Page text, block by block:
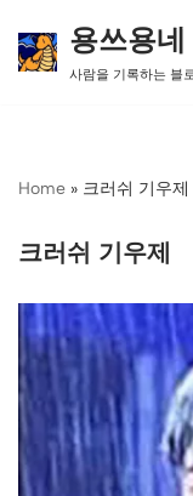
콘
너
용쓰용네
사람을 기록하는 블
Home » 크러쉬 기우제
크러쉬 기우제